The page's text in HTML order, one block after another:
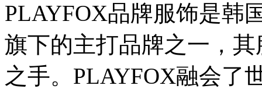
PLAYFOX品牌服饰是韩
旗下的主打品牌之一，
之手。PLAYFOX融会了